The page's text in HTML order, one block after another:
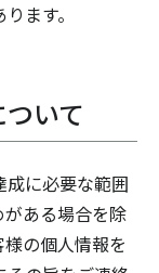
ます。
いて
に必要な範囲
ある場合を除
の個人情報を